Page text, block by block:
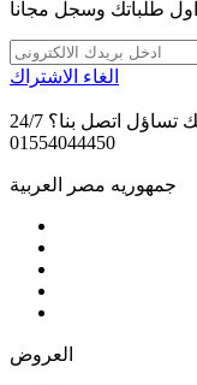
طلباتك وسجل مجانا
الغاء الاشتراك
تساؤل اتصل بنا؟ 24/7
01554044450
جمهوريه مصر العربية
العروض